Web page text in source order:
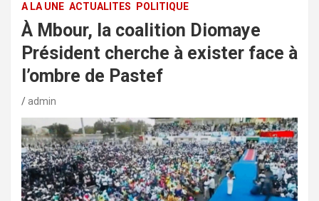
A LA UNE ACTUALITES POLITIQUE
À Mbour, la coalition Diomaye
Président cherche à exister face à
l’ombre de Pastef
admin